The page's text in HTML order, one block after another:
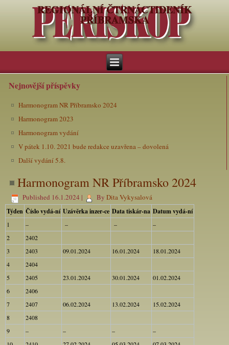
REGIONÁLNÍ ČTRNÁCTIDENÍK
PŘÍBRAMSKA
Nejnovější příspěvky
Harmonogram NR Příbramsko 2024
Harmonogram 2023
Harmonogram vydání
V pátek 1.10. 2021 bude redakce uzavřena – dovolená
Další vydání 5.8.
Harmonogram NR Příbramsko 2024
Published 16.1.2024 | By Dita Vykysalová
Týden Číslo vydá-ní Uzávěrka inzer-ce Data tiskár-na Datum vydá-ní
1 – – –
–
2
2402
3
2403 09.01.2024 16.01.2024
18.01.2024
4
2404
5
2405 23.01.2024 30.01.2024
01.02.2024
6
2406
7
2407 06.02.2024 13.02.2024
15.02.2024
8
2408
9
– – –
–